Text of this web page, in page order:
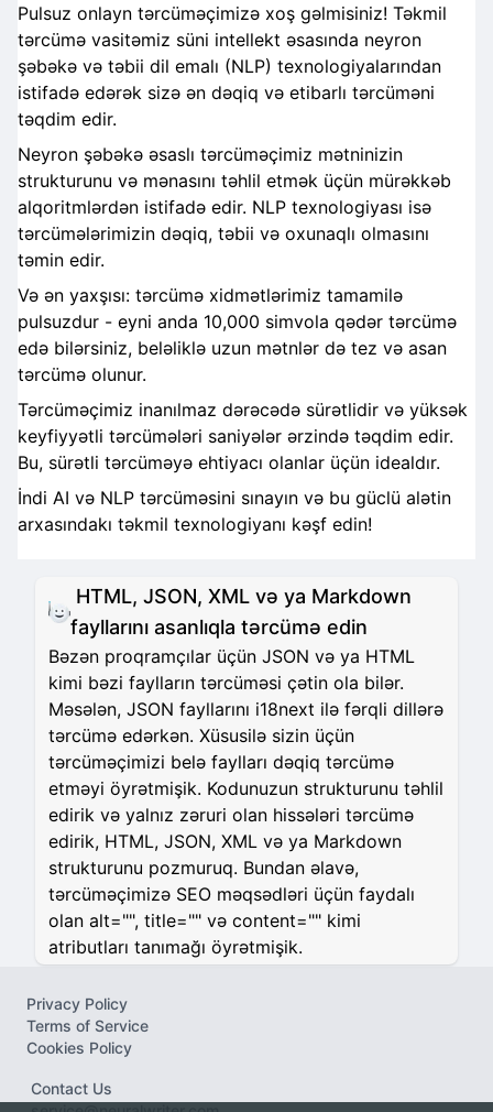
Pulsuz onlayn tərcüməçimizə xoş gəlmisiniz! Təkmil
tərcümə vasitəmiz süni intellekt əsasında neyron
şəbəkə və təbii dil emalı (NLP) texnologiyalarından
istifadə edərək sizə ən dəqiq və etibarlı tərcüməni
təqdim edir.
Neyron şəbəkə əsaslı tərcüməçimiz mətninizin
strukturunu və mənasını təhlil etmək üçün mürəkkəb
alqoritmlərdən istifadə edir. NLP texnologiyası isə
tərcümələrimizin dəqiq, təbii və oxunaqlı olmasını
təmin edir.
Və ən yaxşısı: tərcümə xidmətlərimiz tamamilə
pulsuzdur - eyni anda 10,000 simvola qədər tərcümə
edə bilərsiniz, beləliklə uzun mətnlər də tez və asan
tərcümə olunur.
Tərcüməçimiz inanılmaz dərəcədə sürətlidir və yüksək
keyfiyyətli tərcümələri saniyələr ərzində təqdim edir.
Bu, sürətli tərcüməyə ehtiyacı olanlar üçün idealdır.
İndi AI və NLP tərcüməsini sınayın və bu güclü alətin
arxasındakı təkmil texnologiyanı kəşf edin!
HTML, JSON, XML və ya Markdown
fayllarını asanlıqla tərcümə edin
Bəzən proqramçılar üçün JSON və ya HTML
kimi bəzi faylların tərcüməsi çətin ola bilər.
Məsələn, JSON fayllarını i18next ilə fərqli dillərə
tərcümə edərkən. Xüsusilə sizin üçün
tərcüməçimizi belə faylları dəqiq tərcümə
etməyi öyrətmişik. Kodunuzun strukturunu təhlil
edirik və yalnız zəruri olan hissələri tərcümə
edirik, HTML, JSON, XML və ya Markdown
strukturunu pozmuruq. Bundan əlavə,
tərcüməçimizə SEO məqsədləri üçün faydalı
olan alt="", title="" və content="" kimi
atributları tanımağı öyrətmişik.
Contact Us
Privacy Policy
Terms of Service
Cookies Policy